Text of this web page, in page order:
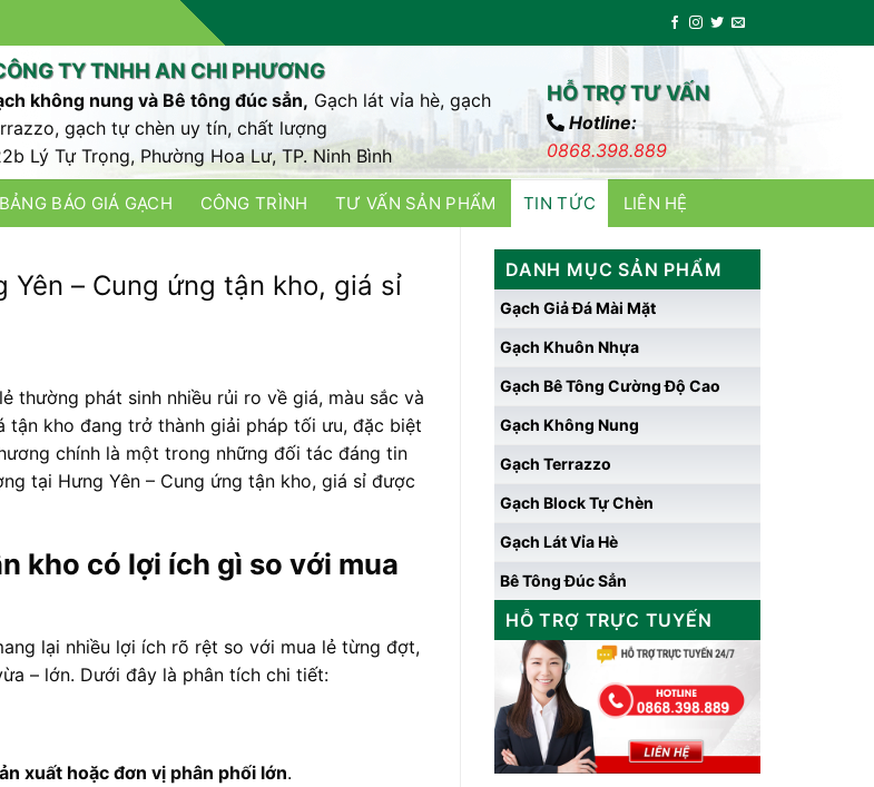
TY TNHH AN CHI PHƯƠNG
không nung và Bê tông đúc sẳn, Gạch lát vỉa hè, gạch
gạch tự chèn uy tín, chất lượng
Lý Tự Trọng, Phường Hoa Lư, TP. Ninh Bình
HỖ TRỢ TƯ VẤN
Hotline:
0868.398.889
BẢNG BÁO GIÁ GẠCH CÔNG TRÌNH TƯ VẤN SẢN PHẨM TIN TỨC LIÊN HỆ
– Cung ứng tận kho, giá sỉ
thường phát sinh nhiều rủi ro về giá, màu sắc và
kho đang trở thành giải pháp tối ưu, đặc biệt
chính là một trong những đối tác đáng tin
tại Hưng Yên – Cung ứng tận kho, giá sỉ được
kho có lợi ích gì so với mua
lại nhiều lợi ích rõ rệt so với mua lẻ từng đợt,
– lớn. Dưới đây là phân tích chi tiết:
xuất hoặc đơn vị phân phối lớn.
DANH MỤC SẢN PHẨM
Gạch Giả Đá Mài Mặt
Gạch Khuôn Nhựa
Gạch Bê Tông Cường Độ Cao
Gạch Không Nung
Gạch Terrazzo
Gạch Block Tự Chèn
Gạch Lát Vỉa Hè
Bê Tông Đúc Sẳn
HỖ TRỢ TRỰC TUYẾN